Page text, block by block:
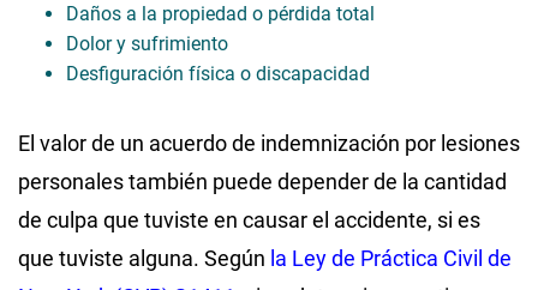
Daños a la propiedad o pérdida total
Dolor y sufrimiento
Desfiguración física o discapacidad
El valor de un acuerdo de indemnización por lesiones
personales también puede depender de la cantidad
de culpa que tuviste en causar el accidente, si es
que tuviste alguna. Según la Ley de Práctica Civil de